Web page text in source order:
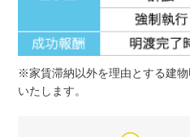
※家賃滞納以外を理由とする建
いたします。